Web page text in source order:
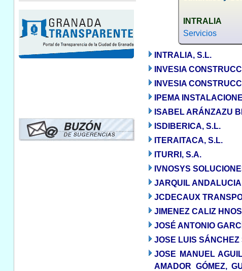
INTRALIA
Servicios
INTRALIA, S.L.
INVESIA
INVESIA
IPEMA
ISABEL ARÁNZAZU
ISDIBERICA, S.L.
ITERAITACA, S.L.
ITURRI, S.A.
IVNOSYS
JARQUIL
JCDECAUX
JIMENEZ CALIZ
JOSÉ ANTONIO
JOSE LUIS SÁNCHEZ
JOSE MANUEL
AMADOR GÓMEZ,